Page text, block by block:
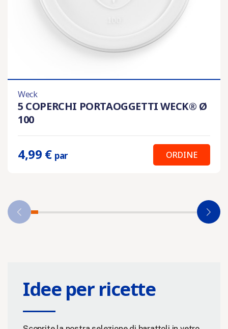
Weck
5 COPERCHI PORTAOGGETTI WECK® Ø
100
4,99 € par ORDINE
Idee per ricette